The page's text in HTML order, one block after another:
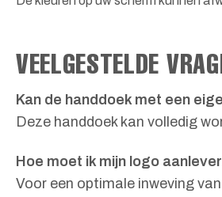
VEELGESTELDE
Kan de handdoek met een
Deze handdoek kan volledig
Hoe moet ik mijn logo
Voor een optimale inweving